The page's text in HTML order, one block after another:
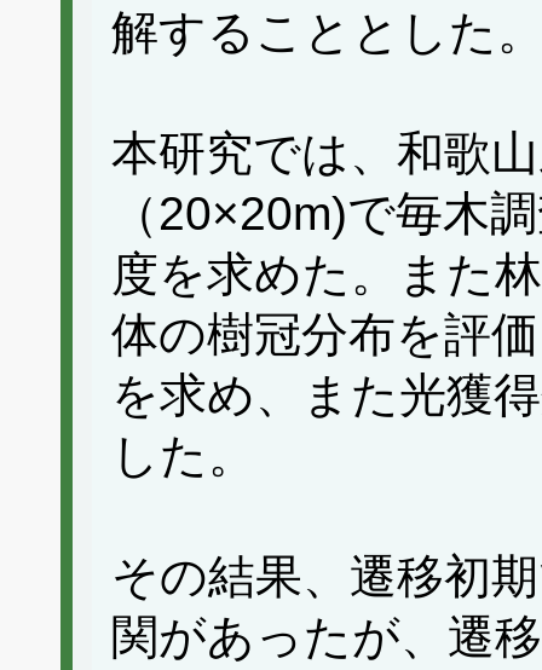
解することとした
本研究では、和歌
（20×20m)で毎木
度を求めた。また
体の樹冠分布を評
を求め、また光獲
した。
その結果、遷移初
関があったが、遷